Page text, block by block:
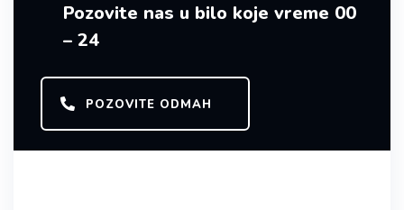
Pozovite nas u bilo koje vreme 00
– 24
POZOVITE ODMAH